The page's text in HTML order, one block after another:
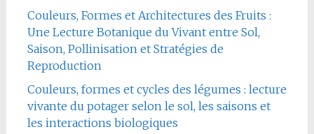
Couleurs, Formes et Architectures des Fruits :
Une Lecture Botanique du Vivant entre Sol,
Saison, Pollinisation et Stratégies de
Reproduction
Couleurs, formes et cycles des légumes : lecture
vivante du potager selon le sol, les saisons et
les interactions biologiques